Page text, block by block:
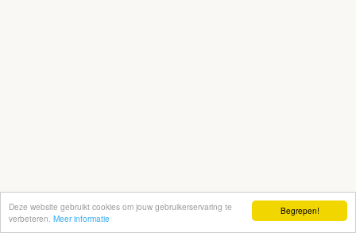
Begrepen!
Deze website gebruikt cookies om jouw gebruikerservaring te
verbeteren. Meer informatie